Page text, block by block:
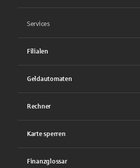
Services
Filialen
Geldautomaten
Rechner
Karte sperren
Finanzglossar